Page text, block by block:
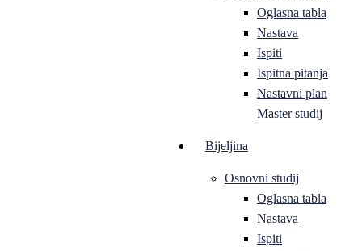
Oglasna tabla
Nastava
Ispiti
Ispitna pitanja
Nastavni plan
Master studij
Bijeljina
Osnovni studij
Oglasna tabla
Nastava
Ispiti